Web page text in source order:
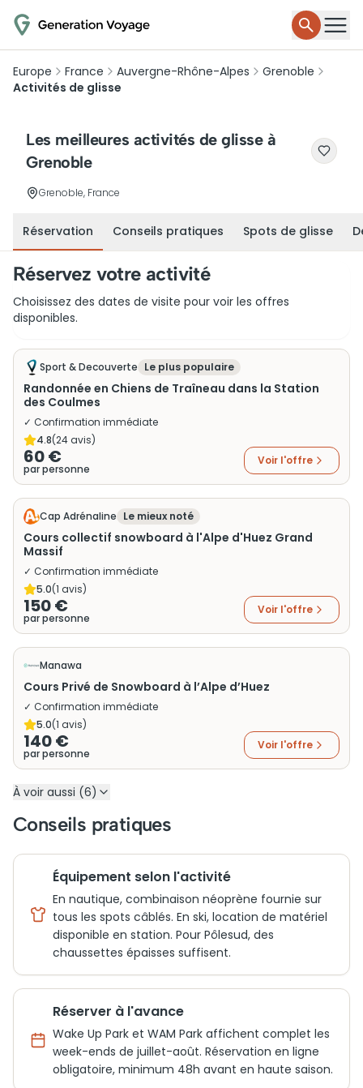
Europe France Auvergne-Rhône-Alpes
Grenoble
Activités de glisse
Les meilleures activités de glisse à
Grenoble
Grenoble, France
Réservation Conseils pratiques Spots de glisse
Réservez votre activité
Choisissez des dates de visite pour voir les offres
disponibles.
Sport & Decouverte Le plus populaire
Randonnée en Chiens de Traîneau dans la Station
des Coulmes
✓ Confirmation immédiate
4.8(24avis)
60 €
par personne
Voir l'offre
Cap Adrénaline Le mieux noté
Cours collectif snowboard à l'Alpe d'Huez Grand
Massif
✓ Confirmation immédiate
5.0(1 avis)
150 €
par personne
Voir l'offre
Manawa
Cours Privé de Snowboard à l’Alpe d’Huez
✓ Confirmation immédiate
5.0(1 avis)
140 €
par personne
Voir l'offre
À voir aussi (6)
Conseils pratiques
Équipement selon l'activité
En nautique, combinaison néoprène fournie sur
tous les spots câblés. En ski, location de matériel
disponible en station. Pour Pôlesud, des
chaussettes épaisses suffisent.
Réserver à l'avance
Wake Up Park et WAM Park affichent complet les
week-ends de juillet-août. Réservation en ligne
obligatoire, minimum 48h avant en haute saison.